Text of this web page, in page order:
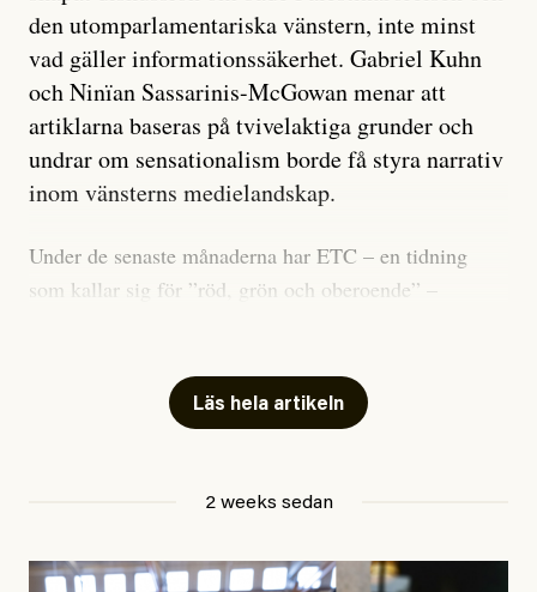
den utomparlamentariska vänstern, inte minst
vad gäller informationssäkerhet. Gabriel Kuhn
och Ninïan Sassarinis-McGowan menar att
artiklarna baseras på tvivelaktiga grunder och
undrar om sensationalism borde få styra narrativ
inom vänsterns medielandskap.
Under de senaste månaderna har ETC – en tidning
som kallar sig för ”röd, grön och oberoende” –
skriver för? Vad betyder det att vara en ”röd, grön och
oberoende” tidning? Och vad är egentligen bra
utpekas som israelisk infiltratör”. Enligt ingressen
Läs hela artikeln
2 weeks sedan